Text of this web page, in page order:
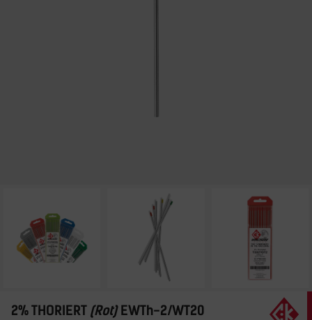
2% THORIERT (Rot)EWTh-2/WT20